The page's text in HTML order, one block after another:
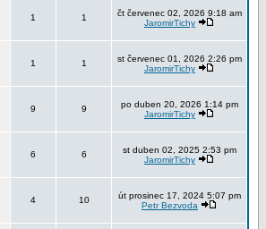
1 1
čt červenec 02, 2026 9:18 am
JaromirTichy
1 1
st červenec 01, 2026 2:26 pm
JaromirTichy
9 9
po duben 20, 2026 1:14 pm
JaromirTichy
6 6
st duben 02, 2025 2:53 pm
JaromirTichy
4 10
út prosinec 17, 2024 5:07 pm
Petr Bezvoda